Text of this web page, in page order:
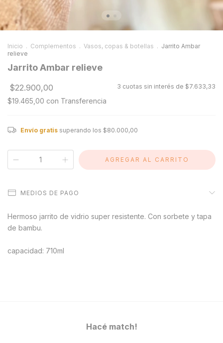
Inicio . Complementos . Vasos, copas & botellas . Jarrito Ambar
relieve
Jarrito Ambar relieve
$22.900,00 3 cuotas sin interés de $7.633,33
$19.465,00 con Transferencia
Envío gratis superando los $80.000,00
MEDIOS DE PAGO
Hermoso jarrito de vidrio super resistente. Con sorbete y tapa
de bambu.
capacidad: 710ml
Hacé match!